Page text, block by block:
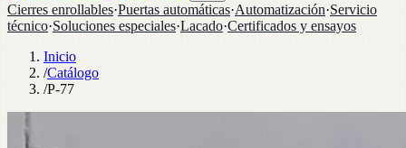
Cierres enrollables·Puertas automáticas·Automatización·Servicio
técnico·Soluciones especiales·Lacado·Certificados y ensayos
Inicio
/Catálogo
/P-77